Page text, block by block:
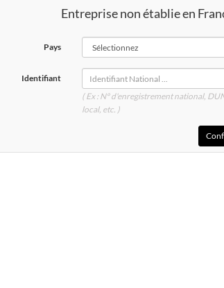
Entreprise non établie en
Pays
Identifiant
( Ex : N° d'enregistrement national,
local, etc. )